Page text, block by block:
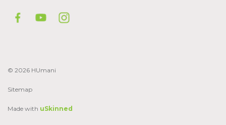
© 2026 HUmani
Sitemap
Made with uSkinned